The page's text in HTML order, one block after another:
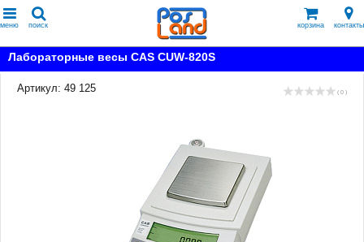
меню поиск корзина контакты
Лабораторные весы CAS CUW-820S
Артикул: 49 125 ( 0 )